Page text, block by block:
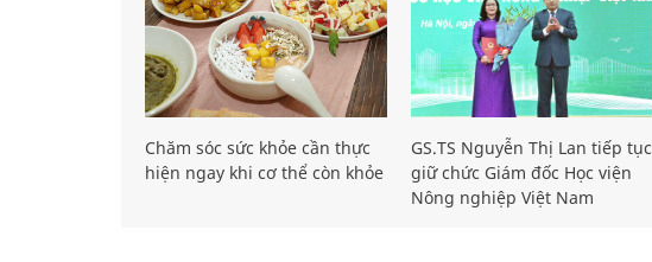
Chăm sóc sức khỏe cần thực
hiện ngay khi cơ thể còn khỏe
GS.TS Nguyễn Thị Lan tiếp tục
giữ chức Giám đốc Học viện
Nông nghiệp Việt Nam